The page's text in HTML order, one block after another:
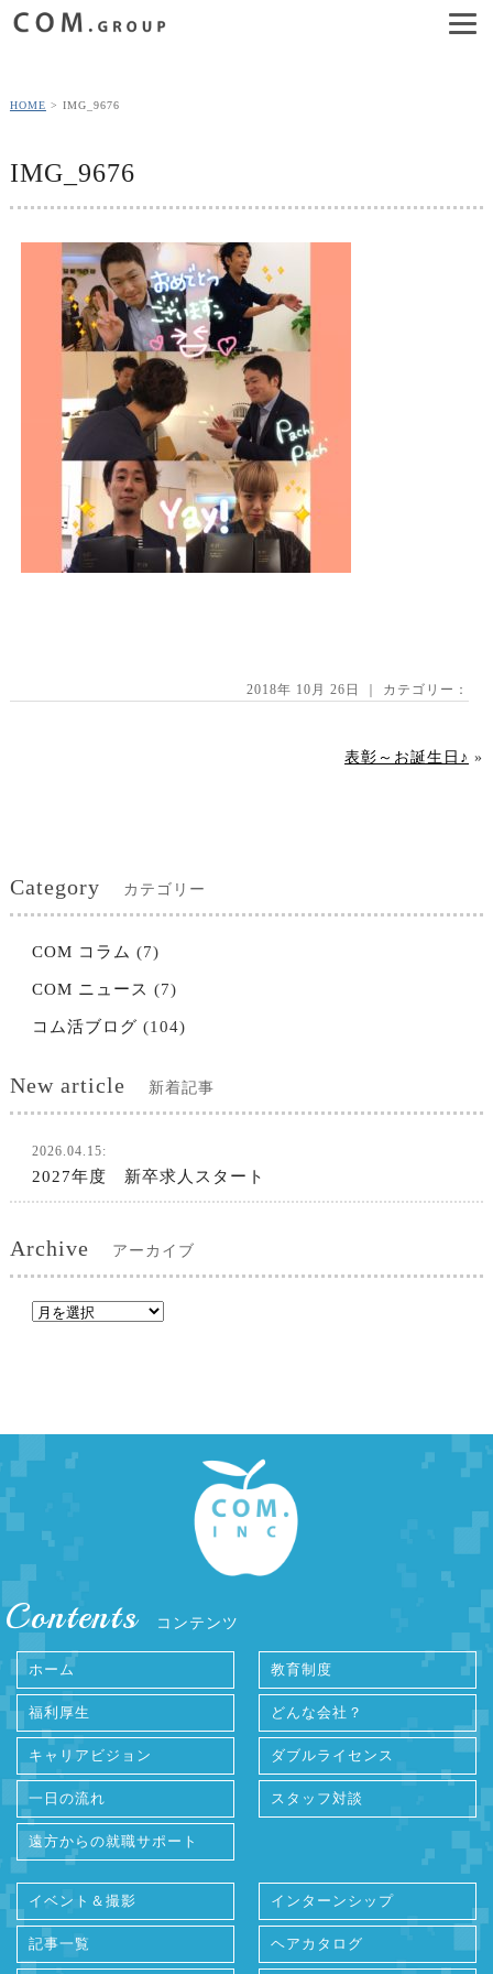
HOME IMG_9676
IMG_9676
2018年 10月 26日 ｜ カテゴリー：
表彰～お誕生日♪ »
Category カテゴリー
COM コラム (7)
COM ニュース (7)
コム活ブログ (104)
New article 新着記事
2026.04.15:
2027年度 新卒求人スタート
Archive アーカイブ
Contents コンテンツ
ホーム 教育制度
福利厚生 どんな会社？
キャリアビジョン ダブルライセンス
一日の流れ スタッフ対談
遠方からの就職サポート
イベント＆撮影 インターンシップ
記事一覧 ヘアカタログ